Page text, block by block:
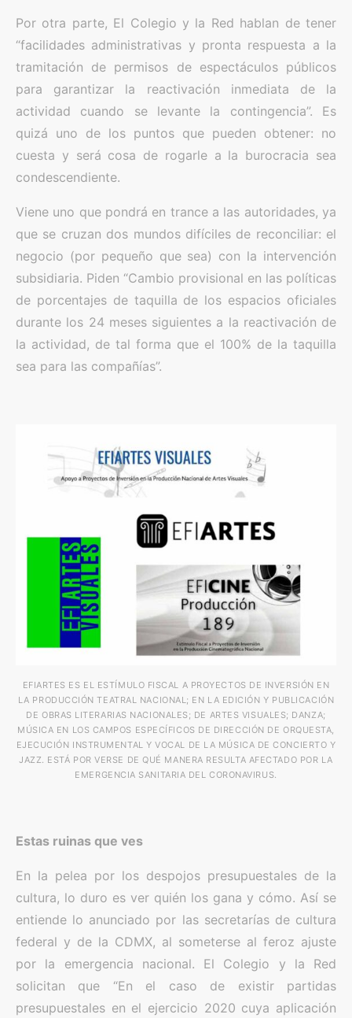
Por otra parte, El Colegio y la Red hablan de tener
“facilidades administrativas y pronta respuesta a la
tramitación de permisos de espectáculos públicos
para garantizar la reactivación inmediata de la
actividad cuando se levante la contingencia”. Es
quizá uno de los puntos que pueden obtener: no
cuesta y será cosa de rogarle a la burocracia sea
condescendiente.
Viene uno que pondrá en trance a las autoridades, ya
que se cruzan dos mundos difíciles de reconciliar: el
negocio (por pequeño que sea) con la intervención
subsidiaria. Piden “Cambio provisional en las políticas
de porcentajes de taquilla de los espacios oficiales
durante los 24 meses siguientes a la reactivación de
la actividad, de tal forma que el 100% de la taquilla
sea para las compañías”.
EFIARTES ES EL ESTÍMULO FISCAL A PROYECTOS DE INVERSIÓN EN
LA PRODUCCIÓN TEATRAL NACIONAL; EN LA EDICIÓN Y PUBLICACIÓN
DE OBRAS LITERARIAS NACIONALES; DE ARTES VISUALES; DANZA;
MÚSICA EN LOS CAMPOS ESPECÍFICOS DE DIRECCIÓN DE ORQUESTA,
EJECUCIÓN INSTRUMENTAL Y VOCAL DE LA MÚSICA DE CONCIERTO Y
JAZZ. ESTÁ POR VERSE DE QUÉ MANERA RESULTA AFECTADO POR LA
EMERGENCIA SANITARIA DEL CORONAVIRUS.
Estas ruinas que ves
En la pelea por los despojos presupuestales de la
cultura, lo duro es ver quién los gana y cómo. Así se
entiende lo anunciado por las secretarías de cultura
federal y de la CDMX, al someterse al feroz ajuste
por la emergencia nacional. El Colegio y la Red
solicitan que “En el caso de existir partidas
presupuestales en el ejercicio 2020 cuya aplicación